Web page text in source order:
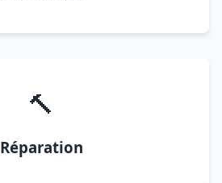
🔨
Réparation